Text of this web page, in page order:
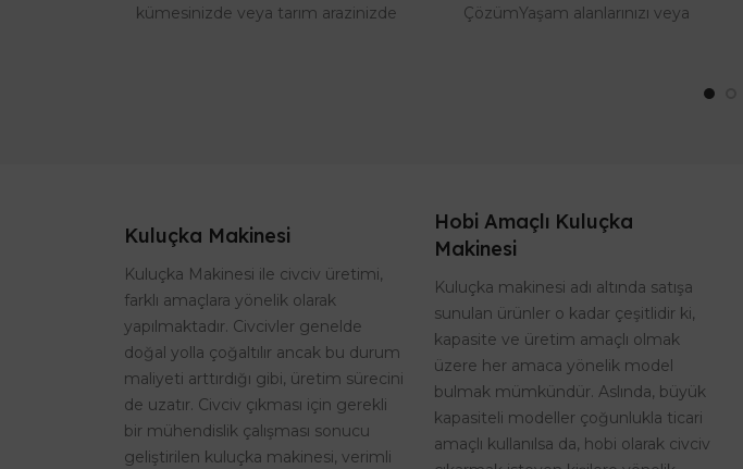
kümesinizde veya tarım arazinizde
ÇözümYaşam alanlarınızı veya
Kuluçka Makinesi
Kuluçka Makinesi ile civciv üretimi,
farklı amaçlara yönelik olarak
yapılmaktadır. Civcivler genelde
doğal yolla çoğaltılır ancak bu durum
maliyeti arttırdığı gibi, üretim sürecini
de uzatır. Civciv çıkması için gerekli
bir mühendislik çalışması sonucu
geliştirilen kuluçka makinesi, verimli
Hobi Amaçlı Kuluçka
Makinesi
Kuluçka makinesi adı altında satışa
sunulan ürünler o kadar çeşitlidir ki,
kapasite ve üretim amaçlı olmak
üzere her amaca yönelik model
bulmak mümkündür. Aslında, büyük
kapasiteli modeller çoğunlukla ticari
amaçlı kullanılsa da, hobi olarak civciv